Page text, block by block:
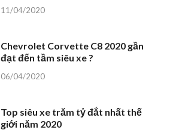
11/04/2020
Chevrolet Corvette C8 2020 gần
đạt đến tầm siêu xe ?
06/04/2020
Top siêu xe trăm tỷ đắt nhất thế
giới năm 2020